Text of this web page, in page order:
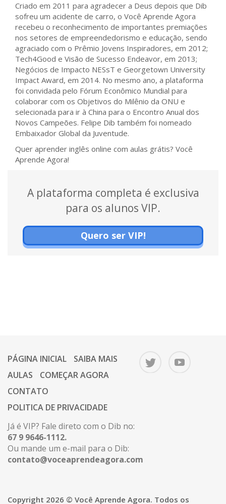
Criado em 2011 para agradecer a Deus depois que Dib
sofreu um acidente de carro, o Você Aprende Agora
recebeu o reconhecimento de importantes premiações
nos setores de empreendedorismo e educação, sendo
agraciado com o Prêmio Jovens Inspiradores, em 2012;
Tech4Good e Visão de Sucesso Endeavor, em 2013;
Negócios de Impacto NESsT e Georgetown University
Impact Award, em 2014. No mesmo ano, a plataforma
foi convidada pelo Fórum Econômico Mundial para
colaborar com os Objetivos do Milênio da ONU e
selecionada para ir à China para o Encontro Anual dos
Novos Campeões. Felipe Dib também foi nomeado
Embaixador Global da Juventude.
Quer aprender inglês online com aulas grátis? Você
Aprende Agora!
A plataforma completa é exclusiva
para os alunos VIP.
Quero ser VIP!
PÁGINA INICIAL
SAIBA MAIS
AULAS
COMEÇAR AGORA
CONTATO
POLITICA DE PRIVACIDADE
Já é VIP? Fale direto com o Dib no:
67 9 9646-1112.
Ou mande um e-mail para o Dib:
contato@voceaprendeagora.com
Copyright 2026 © Você Aprende Agora. Todos os